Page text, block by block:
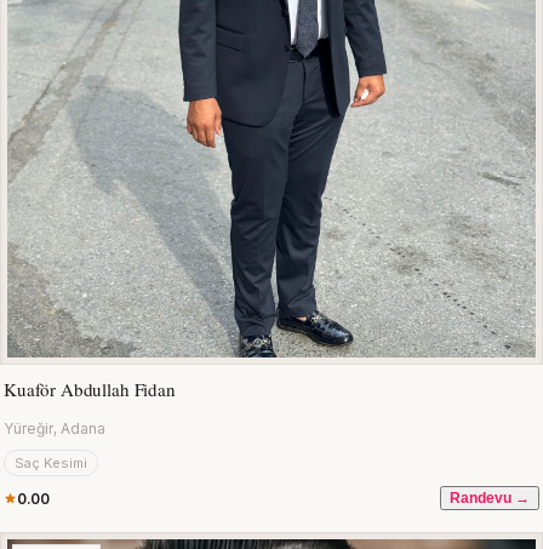
Kuaför Abdullah Fidan
Yüreğir, Adana
Saç Kesimi
0.00 Randevu →